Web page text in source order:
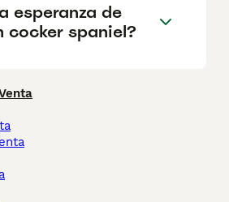
esperanza de
cocker spaniel?